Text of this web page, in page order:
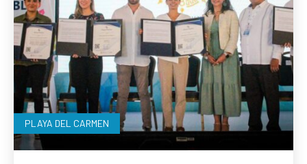
PLAYA DEL CARMEN